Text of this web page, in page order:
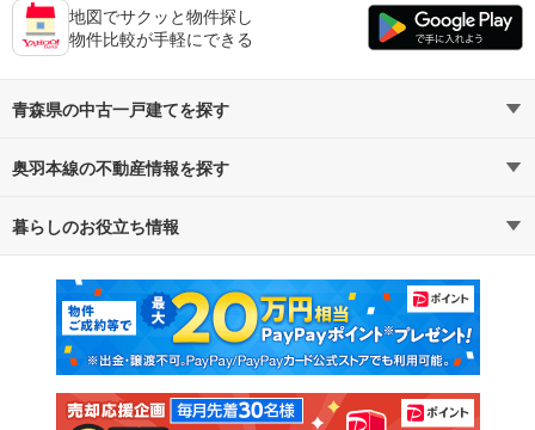
地図でサクッと物件探し
物件比較が手軽にできる
青森県の中古一戸建てを探す
路線・駅から探す
通勤・通学時間から探す
奥羽本線の不動産情報を探す
不動産・住宅
新築マンション 中古マンション
新築一戸建て 中古一戸建て
注文住宅 土地
暮らしのお役立ち情報
マンションカタログ 教えて！住まいの先生